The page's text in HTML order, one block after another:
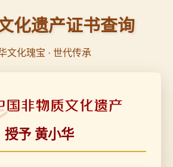
化遗产证书查询
文化瑰宝 · 世代传承
授予 黄小华